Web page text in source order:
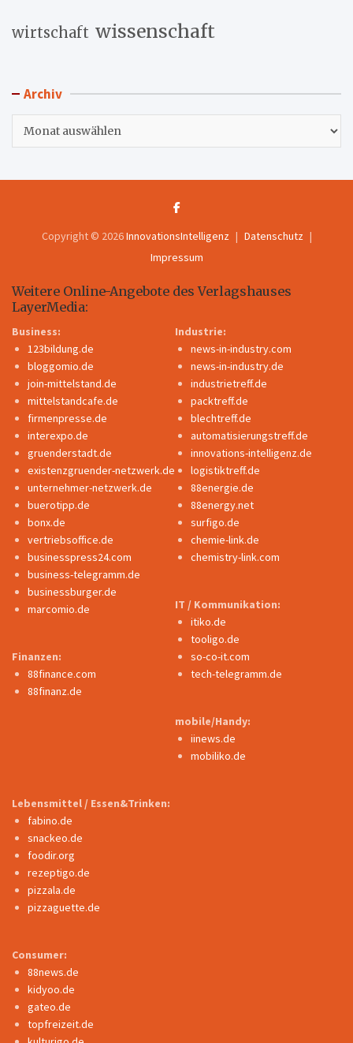
wirtschaft wissenschaft
Archiv
Copyright © 2026InnovationsIntelligenz
Datenschutz
Impressum
Weitere Online-Angebote des Verlagshauses
LayerMedia:
Business:
123bildung.de
bloggomio.de
join-mittelstand.de
mittelstandcafe.de
firmenpresse.de
interexpo.de
gruenderstadt.de
existenzgruender-netzwerk.de
unternehmer-netzwerk.de
buerotipp.de
bonx.de
vertriebsoffice.de
businesspress24.com
business-telegramm.de
businessburger.de
marcomio.de
Finanzen:
88finance.com
88finanz.de
Industrie:
news-in-industry.com
news-in-industry.de
industrietreff.de
packtreff.de
blechtreff.de
automatisierungstreff.de
innovations-intelligenz.de
logistiktreff.de
88energie.de
88energy.net
surfigo.de
chemie-link.de
chemistry-link.com
IT / Kommunikation:
itiko.de
tooligo.de
so-co-it.com
tech-telegramm.de
mobile/Handy:
iinews.de
mobiliko.de
Lebensmittel / Essen&Trinken:
fabino.de
snackeo.de
foodir.org
rezeptigo.de
pizzala.de
pizzaguette.de
Consumer:
88news.de
kidyoo.de
gateo.de
topfreizeit.de